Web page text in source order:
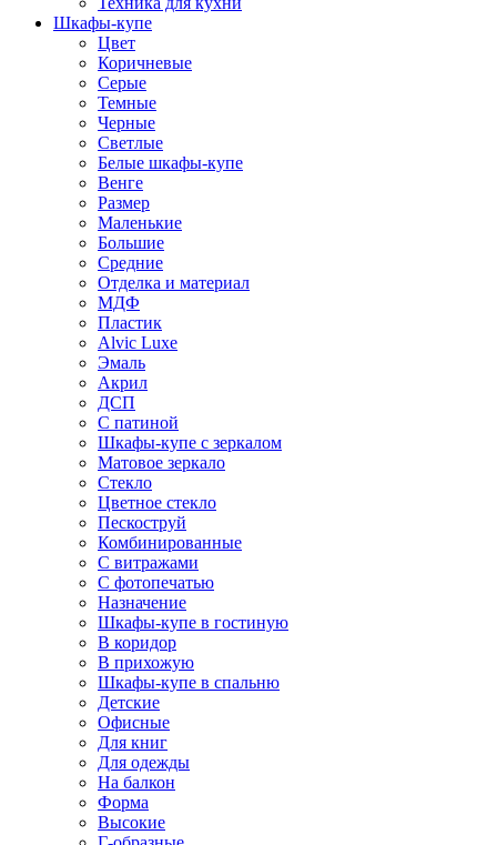
Шкафы-купе
Цвет
Коричневые
Серые
Темные
Черные
Светлые
Белые шкафы-купе
Венге
Размер
Маленькие
Большие
Средние
Отделка и материал
МДФ
Пластик
Alvic Luxe
Эмаль
Акрил
ДСП
С патиной
Шкафы-купе с зеркалом
Матовое зеркало
Стекло
Цветное стекло
Пескоструй
Комбинированные
С витражами
С фотопечатью
Назначение
Шкафы-купе в гостиную
В коридор
В прихожую
Шкафы-купе в спальню
Детские
Офисные
Для книг
Для одежды
На балкон
Форма
Высокие